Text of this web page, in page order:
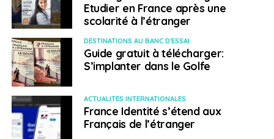
Il faut dire que depuis l’attaque du Hamas, Meyer Habib
multiplie les interventions, que ce soit dans l’hémicycle
ou sur les plateaux TV, pour défendre Israël. Lors d’une
séance de la commission des Affaires étrangères, il
s’en était également pris avec virulence à Gérard
Araud, ancien ambassadeur de France en Israël, qui
évoquait un nettoyage ethnique en cours dans les
territoires palestiniens. Meyer Habib avait alors lancé : «
Un juif ne sera jamais un colon en Judée », reprenant
Etudier en France après une
scolarité à l’étranger
DESTINATIONS AU BANC D'ESSAI
Guide gratuit à télécharger:
S’implanter dans le Golfe
ACTUALITÉS INTERNATIONALES
France Identité s’étend aux
Français de l’étranger